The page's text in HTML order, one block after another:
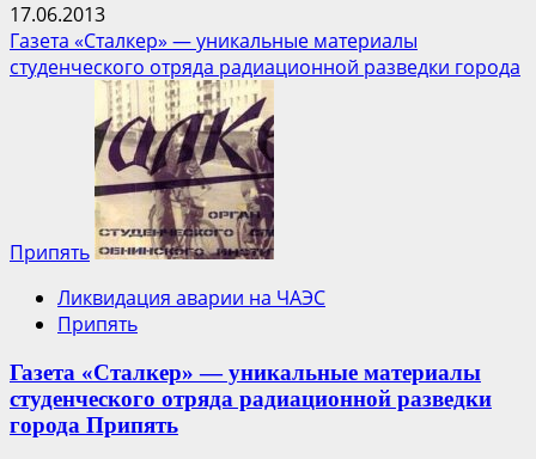
17.06.2013
Газета «Сталкер» — уникальные материалы
студенческого отряда радиационной разведки города
Припять
Ликвидация аварии на ЧАЭС
Припять
Газета «Сталкер» — уникальные материалы
студенческого отряда радиационной разведки
города Припять